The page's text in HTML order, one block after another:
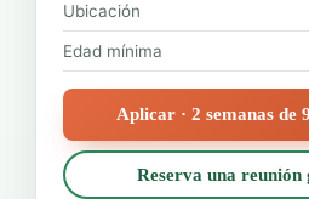
Ubicación
Edad mínima
Aplicar · 2 semanas de
Reserva una reunión